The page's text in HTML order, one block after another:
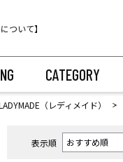
ついて】
で送料無料！
CATEGORY
（レディメイド）
表示順